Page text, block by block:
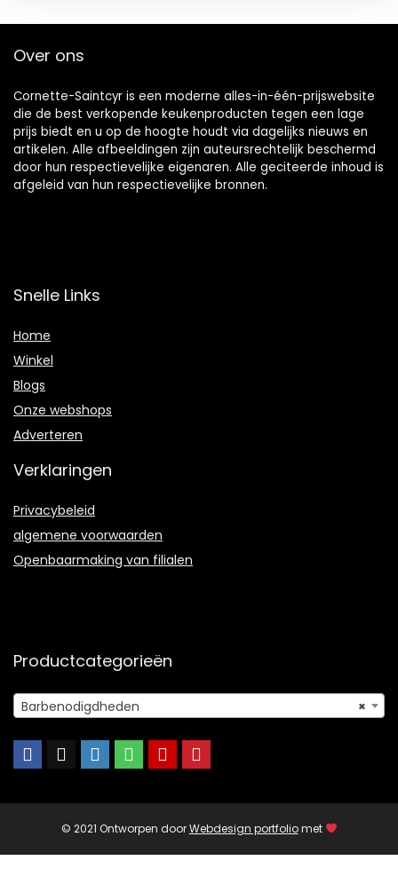
Over ons
Cornette-Saintcyr is een moderne alles-in-één-prijswebsite
die de best verkopende keukenproducten tegen een lage
prijs biedt en u op de hoogte houdt via dagelijks nieuws en
artikelen. Alle afbeeldingen zijn auteursrechtelijk beschermd
door hun respectievelijke eigenaren. Alle geciteerde inhoud is
afgeleid van hun respectievelijke bronnen.
Snelle Links
Home
Winkel
Blogs
Onze webshops
Adverteren
Verklaringen
Privacybeleid
algemene voorwaarden
Openbaarmaking van filialen
Productcategorieën
×
Barbenodigdheden
© 2021 Ontworpen doorWebdesign portfoliomet